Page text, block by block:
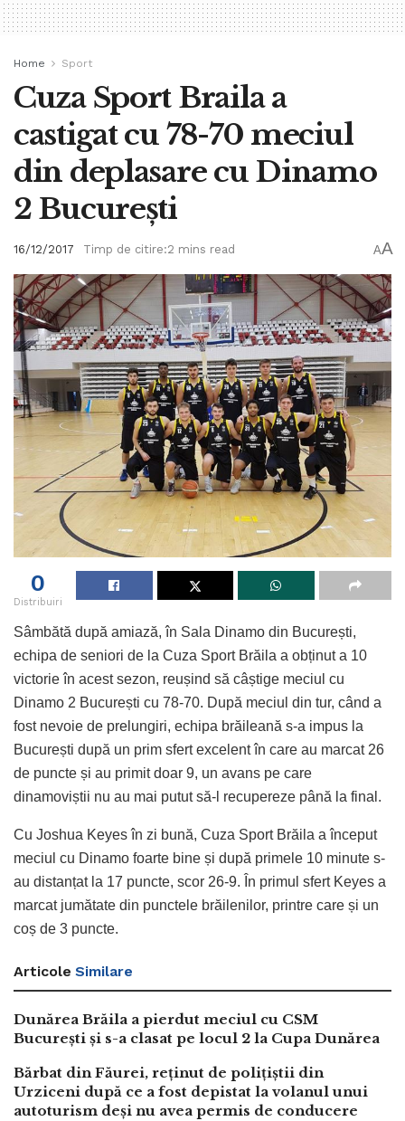
Home Sport
Cuza Sport Braila a
castigat cu 78-70 meciul
din deplasare cu Dinamo
2 București
16/12/2017 Timp de citire:2 mins read AA
0
Distribuiri
Sâmbătă după amiază, în Sala Dinamo din București,
echipa de seniori de la Cuza Sport Brăila a obținut a 10
victorie în acest sezon, reușind să câștige meciul cu
Dinamo 2 București cu 78-70. După meciul din tur, când a
fost nevoie de prelungiri, echipa brăileană s-a impus la
București după un prim sfert excelent în care au marcat 26
de puncte și au primit doar 9, un avans pe care
dinamoviștii nu au mai putut să-l recupereze până la final.
Cu Joshua Keyes în zi bună, Cuza Sport Brăila a început
meciul cu Dinamo foarte bine și după primele 10 minute s-
au distanțat la 17 puncte, scor 26-9. În primul sfert Keyes a
marcat jumătate din punctele brăilenilor, printre care și un
coș de 3 puncte.
Articole Similare
Dunărea Brăila a pierdut meciul cu CSM
București și s-a clasat pe locul 2 la Cupa Dunărea
Bărbat din Făurei, reținut de polițiștii din
Urziceni după ce a fost depistat la volanul unui
autoturism deși nu avea permis de conducere